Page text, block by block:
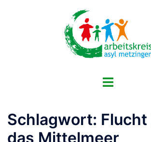
Menü
Schlagwort:
das Mittelmeer